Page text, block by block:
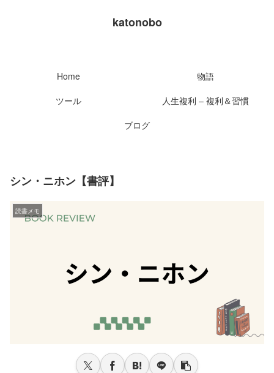
katonobo
Home
物語
ツール
人生複利 – 複利＆習慣
ブログ
シン・ニホン【書評】
読書メモ